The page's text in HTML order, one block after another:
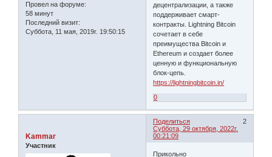
Провел на форуме:
58 минут
Последний визит:
Суббота, 11 мая, 2019г. 19:50:15
децентрализации, а также
поддерживает смарт-
контракты. Lightning Bitcoin
сочетает в себе
преимущества Bitcoin и
Ethereum и создает более
ценную и функциональную
блок-цепь.
https://lightningbitcoin.in/
0
Поделиться
2
Суббота, 29 октября, 2022г.
00:21:09
Kammar
Участник
Прикольно